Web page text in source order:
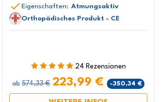
Eigenschaften: Atmungsaktiv
Orthopädisches Produkt - CE
24 Rezensionen
ab 574,33 € 223,99 € -350,34 €